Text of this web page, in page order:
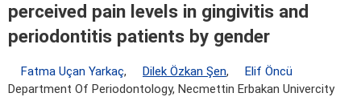
perceived pain levels in gingivitis and
periodontitis patients by gender
Fatma Uçan Yarkaç, Dilek Özkan Şen,
Elif Öncü
Department Of Periodontology, Necmettin Erbakan Univercity